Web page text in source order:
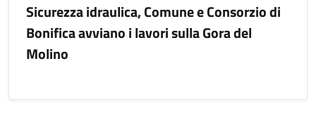
Sicurezza idraulica, Comune e Consorzio di
Bonifica avviano i lavori sulla Gora del
Molino